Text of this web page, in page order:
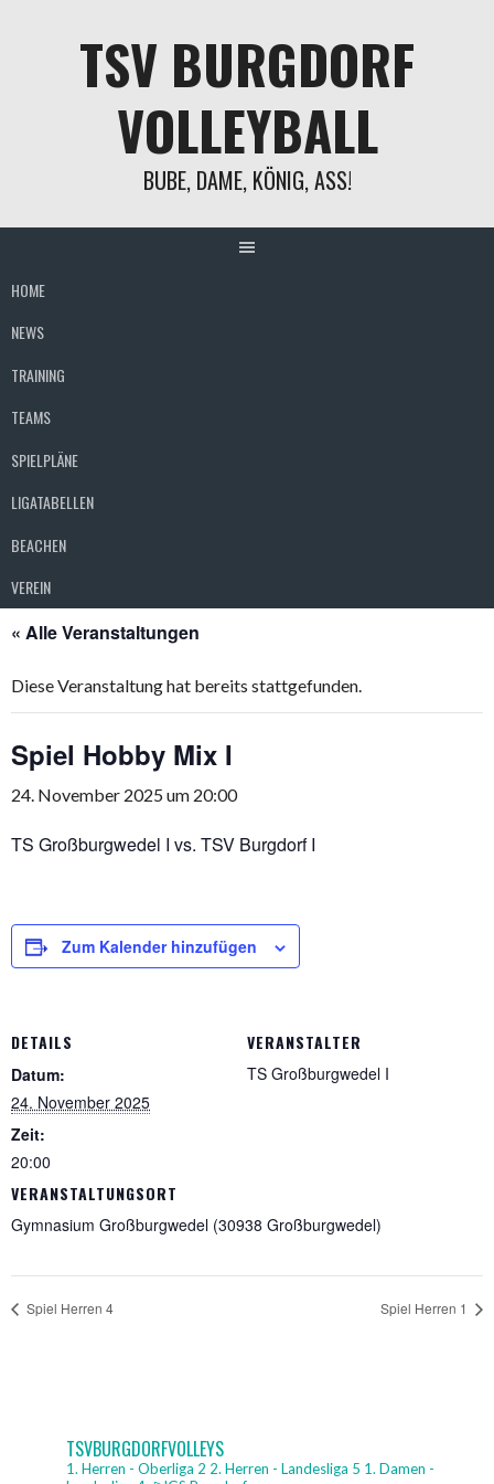
TSV BURGDORF
VOLLEYBALL
BUBE, DAME, KÖNIG, ASS!
HOME
NEWS
TRAINING
TEAMS
SPIELPLÄNE
LIGATABELLEN
BEACHEN
VEREIN
« Alle Veranstaltungen
Diese Veranstaltung hat bereits stattgefunden.
Spiel Hobby Mix I
24. November 2025 um 20:00
TS Großburgwedel I vs. TSV Burgdorf I
Zum Kalender hinzufügen
DETAILS
Datum:
24. November 2025
Zeit:
20:00
VERANSTALTUNGSORT
Gymnasium Großburgwedel (30938 Großburgwedel)
VERANSTALTER
TS Großburgwedel I
Spiel Herren 4 Spiel Herren 1
TSVBURGDORFVOLLEYS
1. Herren - Oberliga 2 2. Herren - Landesliga 5 1. Damen -